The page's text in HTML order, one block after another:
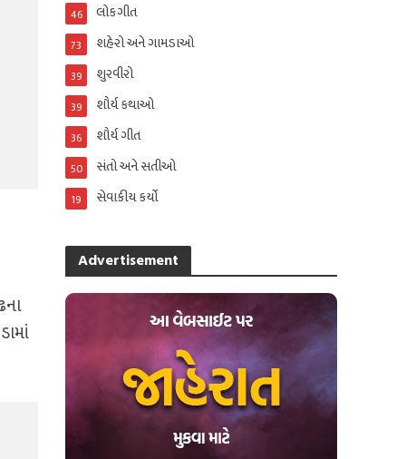
લોકગીત
46
શહેરો અને ગામડાઓ
73
શુરવીરો
39
શૌર્ય કથાઓ
39
શૌર્ય ગીત
36
સંતો અને સતીઓ
50
સેવાકીય કર્યો
19
Advertisement